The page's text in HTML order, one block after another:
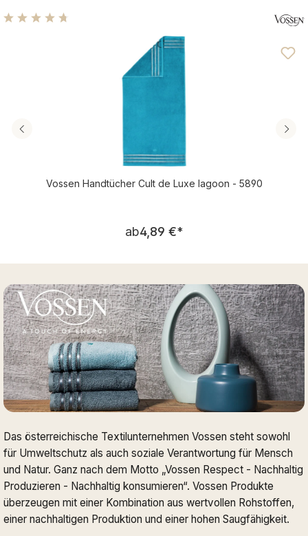
Durchschnittliche Bewertung von 4.76 von 5 Sternen
Vossen Handtücher Cult de Luxe lagoon - 5890
Regulärer Preis:
ab4,89 €*
Das österreichische Textilunternehmen Vossen steht sowohl
für Umweltschutz als auch soziale Verantwortung für Mensch
und Natur. Ganz nach dem Motto „Vossen Respect - Nachhaltig
Produzieren - Nachhaltig konsumieren“. Vossen Produkte
überzeugen mit einer Kombination aus wertvollen Rohstoffen,
einer nachhaltigen Produktion und einer hohen Saugfähigkeit.